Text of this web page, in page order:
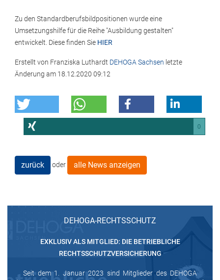
Zu den Standardberufsbildpositionen wurde eine
Umsetzungshilfe für die Reihe "Ausbildung gestalten"
entwickelt. Diese finden Sie HIER
Erstellt von Franziska Luthardt DEHOGA Sachsen letzte
Änderung am 18.12.2020 09:12
0
zurück oder alle News anzeigen
DEHOGA-RECHTSSCHUTZ
EXKLUSIV ALS MITGLIED: DIE BETRIEBLICHE
RECHTSSCHUTZVERSICHERUNG
Seit dem 1. Januar 2023 sind Mitglieder des DEHOGA